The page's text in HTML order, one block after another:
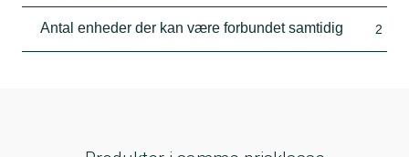
Antal enheder der kan være forbundet samtidig 2